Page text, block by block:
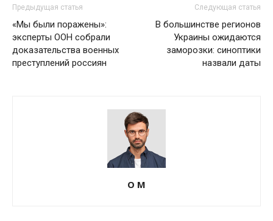
Предыдущая статья
«Мы были поражены»:
эксперты ООН собрали
доказательства военных
преступлений россиян
Следующая статья
В большинстве регионов
Украины ожидаются
заморозки: синоптики
назвали даты
О М